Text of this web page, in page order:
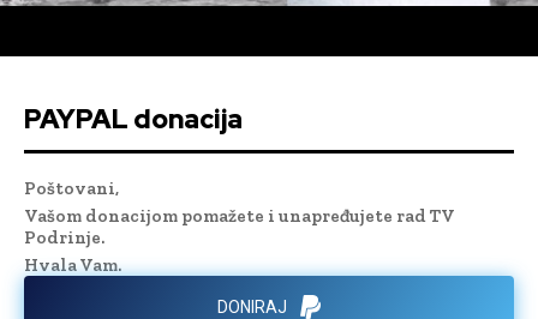
PAYPAL donacija
Poštovani,
Vašom donacijom pomažete i unapređujete rad TV
Podrinje.
Hvala Vam.
DONIRAJ